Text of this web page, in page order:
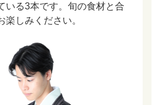
いる3本です。旬の食材と合
楽しみください。